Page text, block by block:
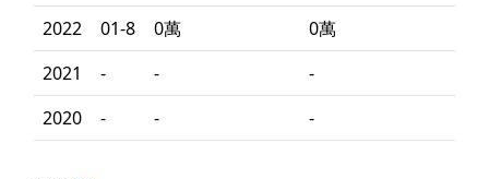
2022
01-8 0萬
0萬
2021
- -
-
2020
- - -